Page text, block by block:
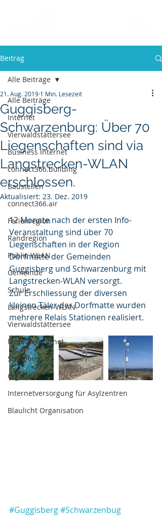
Beitrag
Alle Beiträge
Internet
Vierwaldstättersee
Business Internet
connect366.building
Baustellen
connect366.air
Ferienregion
Randregion
Public WLAN
Gemeinde
Schule
Langstrecken-WLAN
Vierwaldstättersee
Mobiles Internet
Streaming
GigaLink
Internetversorgung für Asylzentren
Blaulicht Organisation
Alle Beiträge
Guggisberg-
Schwarzenburg: Über 70
Liegenschaften sind via
Langstrecken-WLAN
erschlossen.
21. Aug. 2019 1 Min. Lesezeit
Aktualisiert: 23. Dez. 2019
12 Monate nach der ersten Info-
Veranstaltung sind über 70
Liegenschaften in der Region
Dorfmatte der Gemeinden
Guggisberg und Schwarzenburg mit
Langstrecken-WLAN versorgt.
Zur Erschliessung der diversen
kleinen Täler der Dorfmatte wurden
mehrere Relais Stationen realisiert.
#Guggisberg#Schwarzenbug